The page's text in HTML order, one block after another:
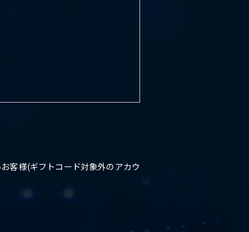
客様(ギフトコード対象外のアカウ